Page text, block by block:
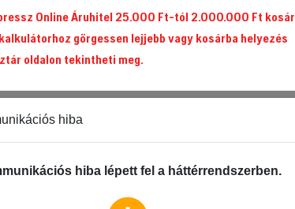
Online Áruhitel 25.000 Ft-tól 2.000.000 Ft kosár
görgessen lejjebb vagy kosárba helyezés
oldalon tekintheti meg.